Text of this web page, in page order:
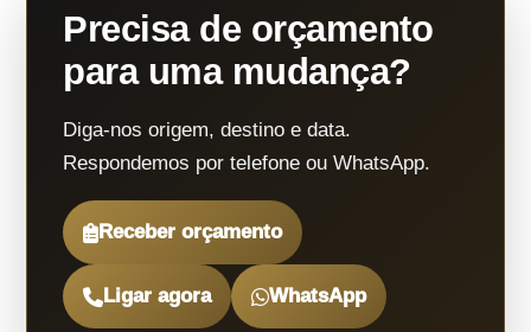
Precisa de orçamento
para uma mudança?
Diga-nos origem, destino e data.
Respondemos por telefone ou WhatsApp.
Receber orçamento
Ligar agora WhatsApp